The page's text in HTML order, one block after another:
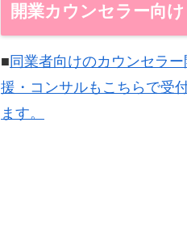
開業カウンセラー向け
■ 同業者向けのカウンセラ
援・コンサルもこちらで受
ます。